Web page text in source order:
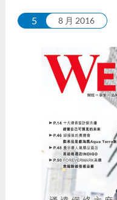
5 8 月 2016